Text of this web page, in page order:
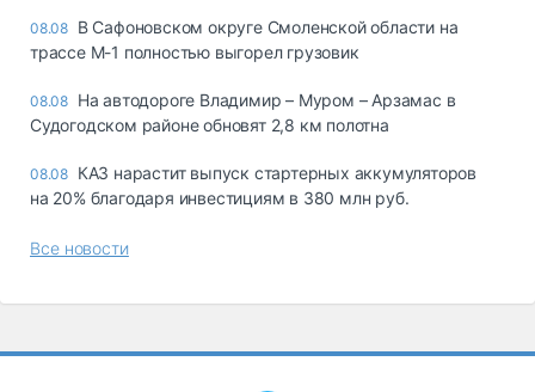
08.08 В Сафоновском округе Смоленской области на
трассе М-1 полностью выгорел грузовик
08.08 На автодороге Владимир – Муром – Арзамас в
Судогодском районе обновят 2,8 км полотна
08.08 КАЗ нарастит выпуск стартерных аккумуляторов
на 20% благодаря инвестициям в 380 млн руб.
Все новости